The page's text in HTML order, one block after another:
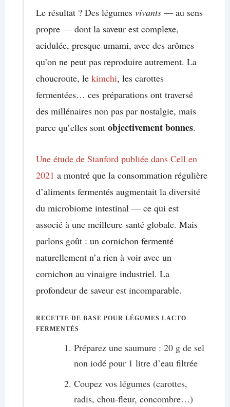
Le résultat ? Des légumes vivants— au sens
propre — dont la saveur est complexe,
acidulée, presque umami, avec des arômes
qu’on ne peut pas reproduire autrement. La
choucroute, le kimchi, les carottes
fermentées… ces préparations ont traversé
des millénaires non pas par nostalgie, mais
parce qu’elles sont objectivement bonnes.
Une étude de Stanford publiée dans Cell en
2021 a montré que la consommation régulière
d’aliments fermentés augmentait la diversité
du microbiome intestinal — ce qui est
associé à une meilleure santé globale. Mais
parlons goût : un cornichon fermenté
naturellement n’a rien à voir avec un
cornichon au vinaigre industriel. La
profondeur de saveur est incomparable.
RECETTE DE BASE POUR LÉGUMES LACTO-
FERMENTÉS
Préparez une saumure : 20 g de sel
non iodé pour 1 litre d’eau filtrée
Coupez vos légumes (carottes,
radis, chou-fleur, concombre…)